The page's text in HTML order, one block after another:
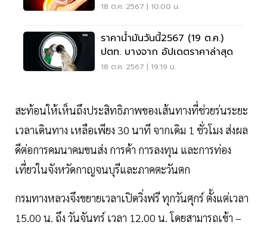
18 ต.ค. 2567 | 10:00 น.
ราคาน้ำมันวันนี้2567 (19 ต.ค.)
ปตท. บางจาก อัปเดตราคาล่าสุด
18 ต.ค. 2567 | 19:19 น.
สะท้อนให้เห็นถึงประสิทธิภาพของเส้นทางที่ช่วยร่นระยะ
เวลาเดินทาง เหลือเพียง 30 นาที จากเดิม 1 ชั่วโมง ส่งผล
ดีต่อการคมนาคมขนส่ง การค้า การลงทุน และการท่อง
เที่ยวในจังหวัดกาญจนบุรีและภาคตะวันตก
กรมทางหลวงจึงขยายเวลาเปิดวิ่งฟรี ทุกวันศุกร์ ตั้งแต่เวลา
15.00 น. ถึง วันจันทร์ เวลา 12.00 น. โดยสามารถเข้า –